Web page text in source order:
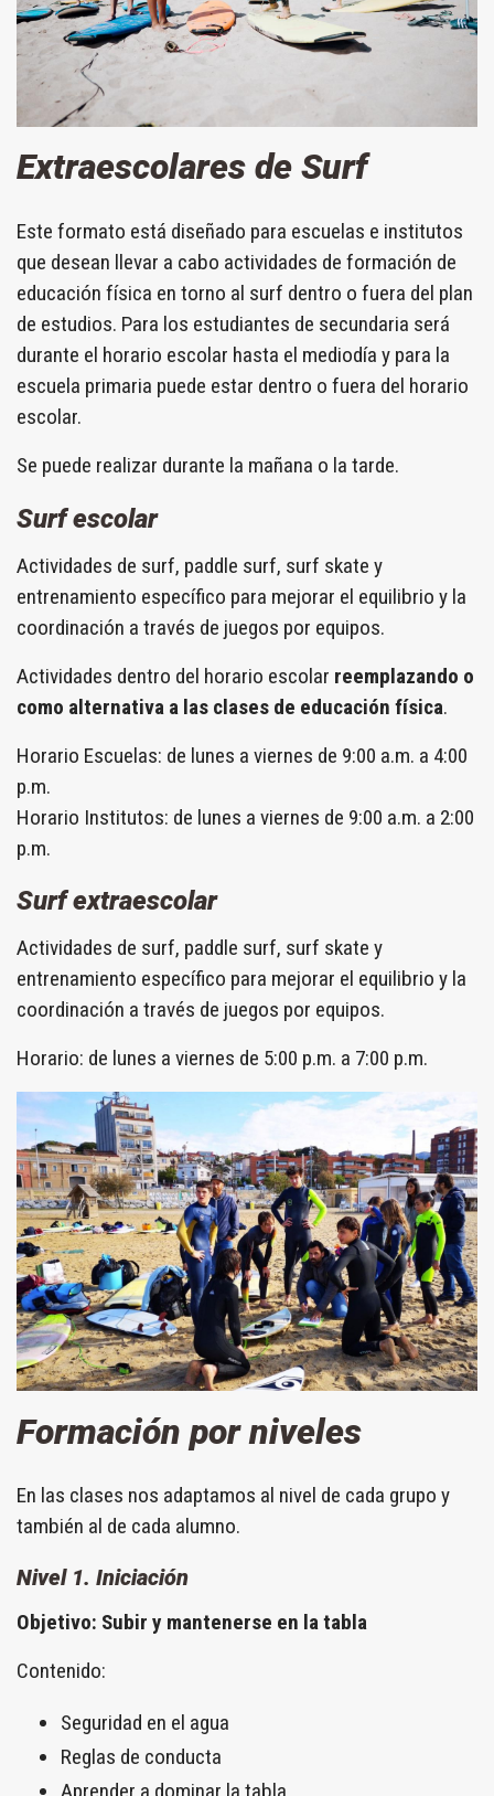
Extraescolares de Surf
Este formato está diseñado para escuelas e institutos
que desean llevar a cabo actividades de formación de
educación física en torno al surf dentro o fuera del plan
de estudios. Para los estudiantes de secundaria será
durante el horario escolar hasta el mediodía y para la
escuela primaria puede estar dentro o fuera del horario
escolar.
Se puede realizar durante la mañana o la tarde.
Surf escolar
Actividades de surf, paddle surf, surf skate y
entrenamiento específico para mejorar el equilibrio y la
coordinación a través de juegos por equipos.
Actividades dentro del horario escolar reemplazando o
como alternativa a las clases de educación física.
Horario Escuelas: de lunes a viernes de 9:00 a.m. a 4:00
p.m.
Horario Institutos: de lunes a viernes de 9:00 a.m. a 2:00
p.m.
Surf extraescolar
Actividades de surf, paddle surf, surf skate y
entrenamiento específico para mejorar el equilibrio y la
coordinación a través de juegos por equipos.
Horario: de lunes a viernes de 5:00 p.m. a 7:00 p.m.
Formación por niveles
En las clases nos adaptamos al nivel de cada grupo y
también al de cada alumno.
Nivel 1. Iniciación
Objetivo: Subir y mantenerse en la tabla
Contenido:
Seguridad en el agua
Reglas de conducta